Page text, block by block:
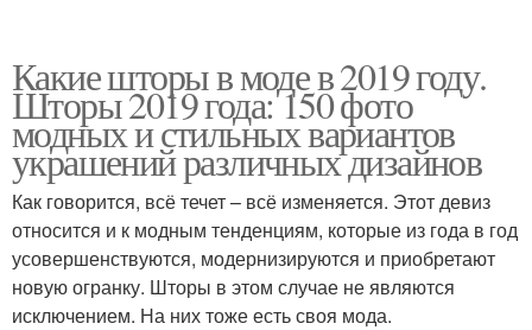
Какие шторы в моде в 2019 году.
Шторы 2019 года: 150 фото
модных и стильных вариантов
украшений различных дизайнов
Как говорится, всё течет – всё изменяется. Этот девиз
относится и к модным тенденциям, которые из года в год
усовершенствуются, модернизируются и приобретают
новую огранку. Шторы в этом случае не являются
исключением. На них тоже есть своя мода.